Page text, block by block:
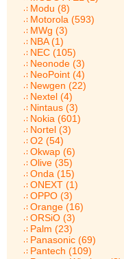
Modu (8)
Motorola (593)
MWg (3)
NBA (1)
NEC (105)
Neonode (3)
NeoPoint (4)
Newgen (22)
Nextel (4)
Nintaus (3)
Nokia (601)
Nortel (3)
O2 (54)
Okwap (6)
Olive (35)
Onda (15)
ONEXT (1)
OPPO (3)
Orange (16)
ORSiO (3)
Palm (23)
Panasonic (69)
Pantech (109)